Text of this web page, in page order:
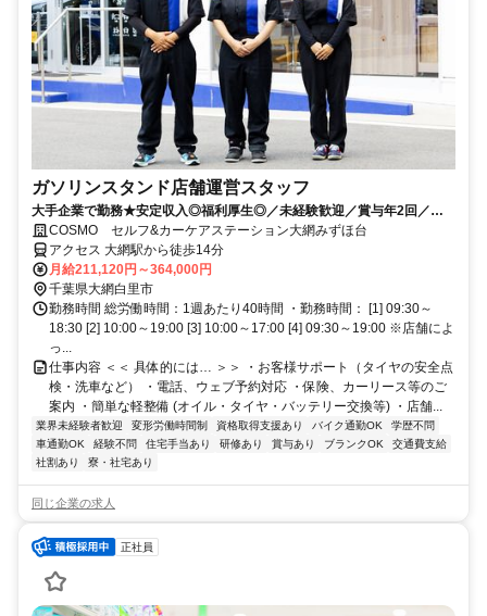
ガソリンスタンド店舗運営スタッフ
大手企業で勤務★安定収入◎福利厚生◎／未経験歓迎／賞与年2回／月9
～12日休み+休暇制度も充実◎／サービス残業無し
COSMO セルフ&カーケアステーション大網みずほ台
アクセス 大網駅から徒歩14分
月給211,120円～364,000円
千葉県大網白里市
勤務時間 総労働時間：1週あたり40時間 ・勤務時間： [1] 09:30～
18:30 [2] 10:00～19:00 [3] 10:00～17:00 [4] 09:30～19:00 ※店舗によ
っ...
仕事内容 ＜＜ 具体的には… ＞＞ ・お客様サポート（タイヤの安全点
検・洗車など） ・電話、ウェブ予約対応 ・保険、カーリース等のご
案内 ・簡単な軽整備 (オイル・タイヤ・バッテリー交換等) ・店舗...
業界未経験者歓迎 変形労働時間制 資格取得支援あり バイク通勤OK
学歴不問
車通勤OK
経験不問 住宅手当あり 研修あり 賞与あり ブランクOK
交通費支給
社割あり
寮・社宅あり
同じ企業の求人
正社員